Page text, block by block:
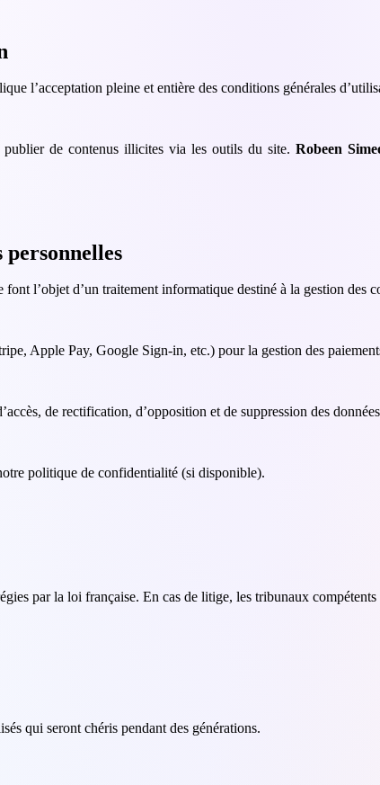
l’acceptation pleine et entière des conditions générales
publier de contenus illicites via les outils du site. Robeen
personnelles
l’objet d’un traitement informatique destiné à la gestion des
Apple Pay, Google Sign-in, etc.) pour la gestion des
de rectification, d’opposition et de suppression des
politique de confidentialité (si disponible).
par la loi française. En cas de litige, les tribunaux
qui seront chéris pendant des générations.